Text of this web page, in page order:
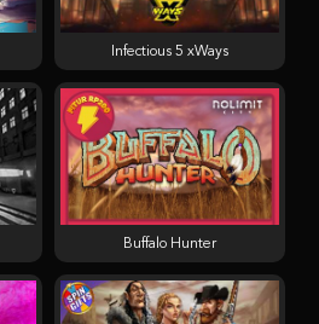
Buffalo Hunter
Infectious 5 xWays